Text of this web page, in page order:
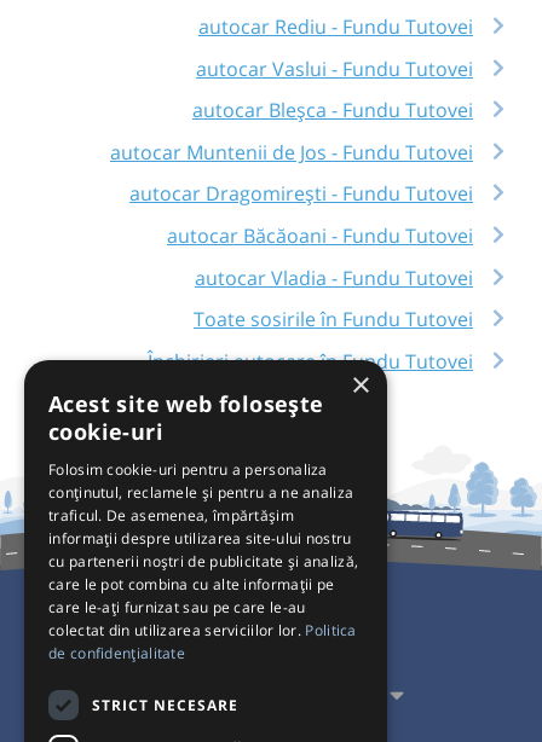
autocar Rediu - Fundu Tutovei
autocar Vaslui - Fundu Tutovei
autocar Bleșca - Fundu Tutovei
autocar Muntenii de Jos - Fundu Tutovei
autocar Dragomirești - Fundu Tutovei
autocar Băcăoani - Fundu Tutovei
autocar Vladia - Fundu Tutovei
Toate sosirile în Fundu Tutovei
Închirieri autocare în Fundu Tutovei
Pentru Călători
Pentru Transportatori
×
Acest site web folosește
cookie-uri
Folosim cookie-uri pentru a personaliza
conținutul, reclamele și pentru a ne analiza
traficul. De asemenea, împărtășim
informații despre utilizarea site-ului nostru
cu partenerii noștri de publicitate și analiză,
care le pot combina cu alte informații pe
care le-ați furnizat sau pe care le-au
colectat din utilizarea serviciilor lor. Politica
de confidențialitate
STRICT NECESARE